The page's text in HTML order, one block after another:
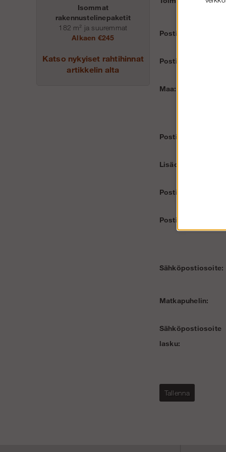
Isommat
rakennustelinepaketit
182 m² ja suuremmat
Alkaen €245
Katso nykyiset rahtihinnat
artikkelin alta
Postinumero:
Postitoimipaikka:
Maa:
Postiosoite:
Lisäosoiterivi:
Postinumero:
Postitoimipaikka:
Sähköpostiosoite:
Matkapuhelin:
Sähköpostiosoite
lasku:
Tallenna